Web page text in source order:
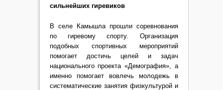
сильнейших гиревиков
В селе Камышла прошли соревнования
по гиревому спорту. Организация
подобных спортивных мероприятий
помогает достичь целей и задач
национального проекта «Демография», а
именно помогает вовлечь молодежь в
систематические занятия физкультурой и